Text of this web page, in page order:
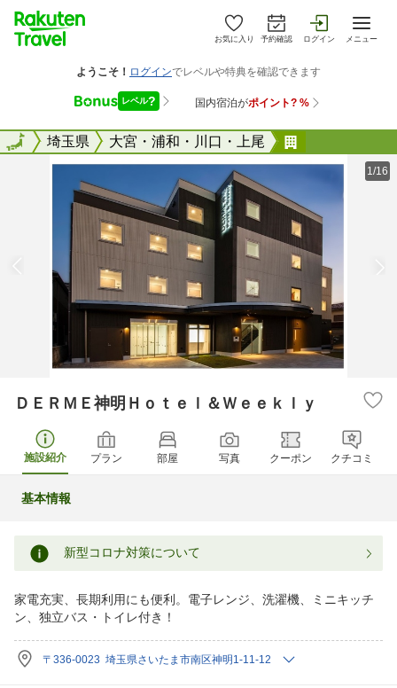
お気に入り 予約確認 ログイン メニュー
全国埼玉県 大宮・浦和・川口・上尾
全国
1/16
ＤＥＲＭＥ神明Ｈｏｔｅｌ＆Ｗｅｅｋｌｙ
施設紹介 プラン 部屋 写真 クーポン クチコミ
基本情報
新型コロナ対策について
家電充実、長期利用にも便利。電子レンジ、洗濯機、ミニキッチ
ン、独立バス・トイレ付き！
〒336-0023 埼玉県さいたま市南区神明1-11-12